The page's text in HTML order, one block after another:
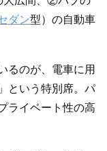
ダン型）の自動車
るのが、電車に用
という特別席。パ
ライベート性の高